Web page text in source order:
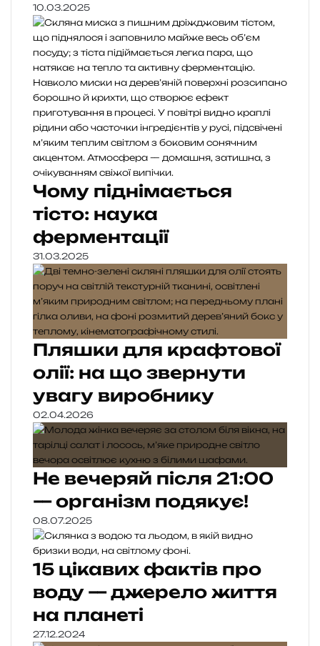
10.03.2025
Чому піднімається
тісто: наука
ферментації
31.03.2025
Пляшки для крафтової
олії: на що звернути
увагу виробнику
02.04.2026
Не вечеряй після 21:00
— організм подякує!
08.07.2025
15 цікавих фактів про
воду — джерело життя
на планеті
27.12.2024